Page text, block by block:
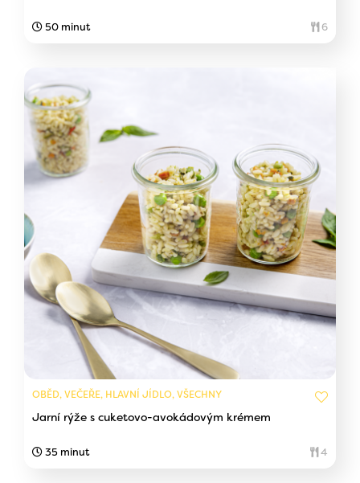
50 minut 6
OBĚD, VEČEŘE, HLAVNÍ JÍDLO, VŠECHNY
Jarní rýže s cuketovo-avokádovým krémem
35 minut 4